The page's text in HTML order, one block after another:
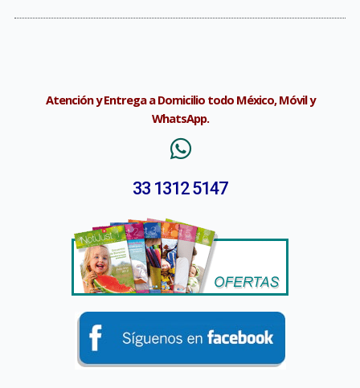
Atención y Entrega a Domicilio todo México, Móvil y
WhatsApp.
33 1312 5147